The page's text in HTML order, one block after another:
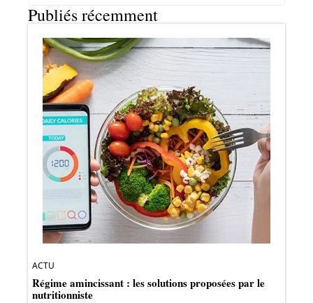
Publiés récemment
ACTU
Régime amincissant : les solutions proposées par le
nutritionniste